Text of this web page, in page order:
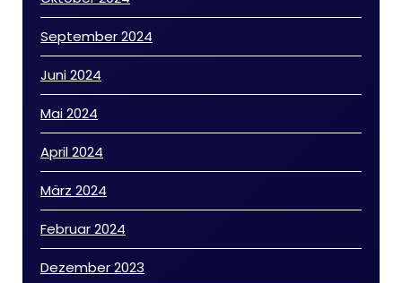
September 2024
Juni 2024
Mai 2024
April 2024
März 2024
Februar 2024
Dezember 2023